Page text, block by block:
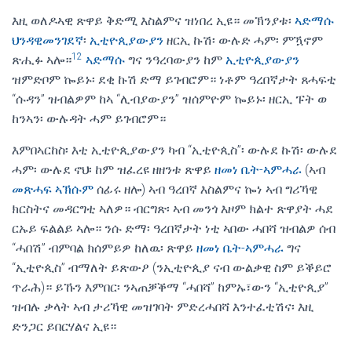
እዚ ወለዶኣዊ ጽዋይ ቅድሚ እስልምና ዝነበረ ኢዩ። መኽንያቱ፡ ኣድማሱ
ህንዳዊመንገደኛ፡ ኢቲዮጲያውያን ዘርኢ ኩሽ፡ ውሉድ ሓም፡ ምዃኖም
ጽሒፉ ኣሎ።12 ኣድማሱ ግና ንዓረባውያን ከም ኢቲዮጲያውያን
ዝምድቦም ኰይኑ፡ ደቂ ኩሽ ድማ ይገብሮም። ነቶም ዓረበኛታት ጸሓፍቲ
“ሱዳን” ዝብልዎም ከኣ “ሊብያውያን” ዝሰምዮም ኰይኑ፡ ዘርኢ ፑት ወ
ከንኣን፡ ውሉዳት ሓም ይገብሮም።
እምበኣርከስ፡ እቲ ኢቲዮጲያውያን ካብ “ኢቲዮጲስ”፡ ውሉደ ኩሽ፡ ውሉደ
ሓም፡ ውሉደ ኖህ፡ ከም ዝፈረዩ ዘዘንቱ ጽዋይ ዘመነ ቤት-ኣምሓራ (ኣብ
መጽሓፍ ኣኽሱም ሰፊሩ ዘሎ) ኣብ ዓረበኛ እስልምና ኰነ ኣብ ግሪኻዊ
ክርስትና መዳርግቲ ኣለዎ። ብርግጽ፡ ኣብ መንጎ እዞም ክልተ ጽዋያት ሓደ
ርኡይ ፍልልይ ኣሎ። ንሱ ድማ፡ ዓረበኛታት ነቲ ኣበው ሓበሻ ዝብልዎ ሰብ
“ሓበሽ” ብምባል ክሰምይዎ ከለዉ፡ ጽዋይ ዘመነ ቤት-ኣምሓራ ግና
“ኢቲዮጲስ” ብማለት ይጽውዖ (ንኢቲዮጲያ ናብ ውልቃዊ ስም ይቕይሮ
ጥራሕ)። ይኹን እምበር፡ ንኣጠቓቕማ “ሓበሻ” ከምኡ፣ውን “ኢቲዮጲያ”
ዝብሉ ቃላት ኣብ ታሪኻዊ መዝገባት ምድረሓበሻ እንተፈቲሽና፡ እዚ
ድንጋር ይበርሃልና ኢዩ።